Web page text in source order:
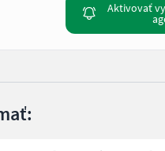
Aktivovať